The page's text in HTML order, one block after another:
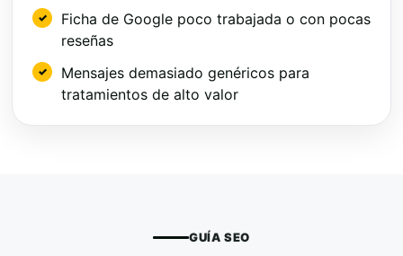
Ficha de Google poco trabajada o con pocas
reseñas
Mensajes demasiado genéricos para
tratamientos de alto valor
GUÍA SEO